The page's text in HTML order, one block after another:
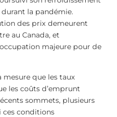
la pandémie.
des prix demeurent
au Canada, et
majeure pour de
mesure que les taux
les coûts d’emprunt
sommets, plusieurs
ces conditions